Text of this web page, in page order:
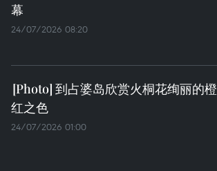
幕
24/07/2026 08:20
到占婆岛欣赏火桐花绚丽的橙
红之色
24/07/2026 01:00